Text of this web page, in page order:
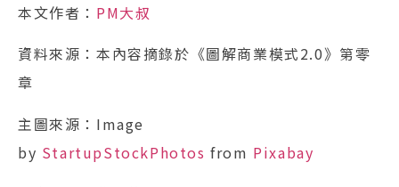
本文作者： PM大叔
資料來源：本內容摘錄於《圖解商業模式2.0》第零
章
主圖來源：Image
by StartupStockPhotos from Pixabay